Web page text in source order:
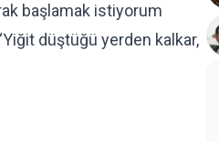
başlamak istiyorum
düştüğü yerden kalkar,